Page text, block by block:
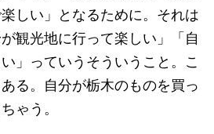
しい」となるために。それは
観光地に行って楽しい」「自
」っていうそういうこと。こ
る。自分が栃木のものを買っ
ゃう。